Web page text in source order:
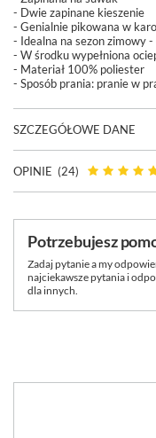
- Dwie zapinane kieszenie
- Genialnie pikowana w karo
- Idealna na sezon zimowy -
- W środku wypełniona
- Materiał 100% poliester
- Sposób prania: pranie w
SZCZEGÓŁOWE DANE
OPINIE (24)
Potrzebujesz
Zadaj pytanie a my
najciekawsze pytania i
dla innych.